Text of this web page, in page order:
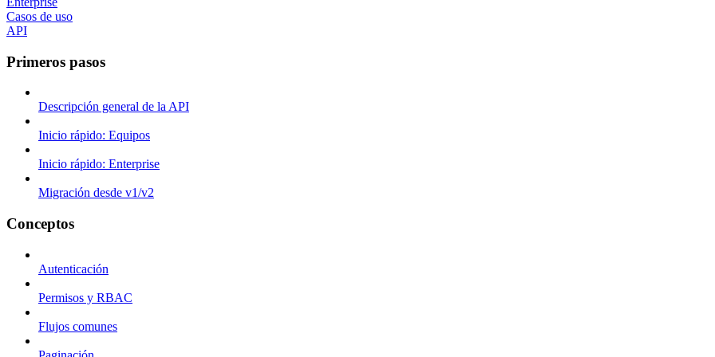
Casos de uso
API
Primeros pasos
Descripción general de la API
Inicio rápido: Equipos
Inicio rápido: Enterprise
Migración desde v1/v2
Conceptos
Autenticación
Permisos y RBAC
Flujos comunes